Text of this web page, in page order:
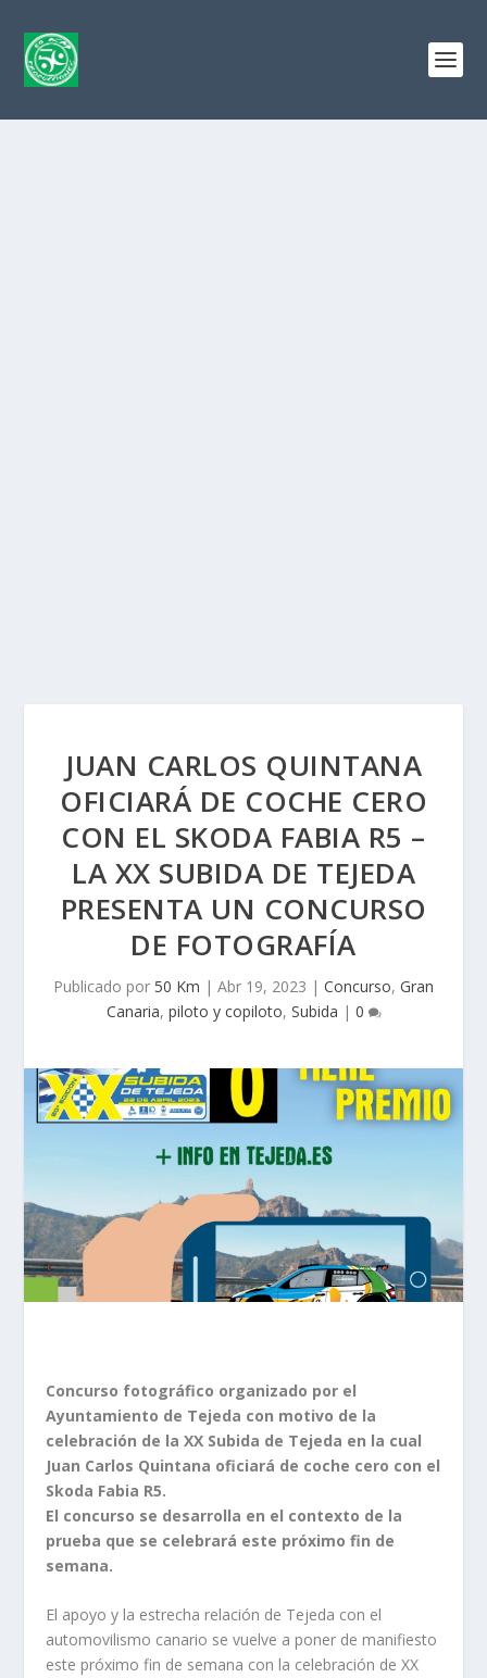
JUAN CARLOS QUINTANA
OFICIARÁ DE COCHE CERO
CON EL SKODA FABIA R5 –
LA XX SUBIDA DE TEJEDA
PRESENTA UN CONCURSO
DE FOTOGRAFÍA
Publicado por 50 Km | Abr 19, 2023 | Concurso, Gran
Canaria, piloto y copiloto, Subida | 0
Concurso fotográfico organizado por el
Ayuntamiento de Tejeda con motivo de la
celebración de la XX Subida de Tejeda en la cual
Juan Carlos Quintana oficiará de coche cero con el
Skoda Fabia R5.
El concurso se desarrolla en el contexto de la
prueba que se celebrará este próximo fin de
semana.
El apoyo y la estrecha relación de Tejeda con el
automovilismo canario se vuelve a poner de manifiesto
este próximo fin de semana con la celebración de XX